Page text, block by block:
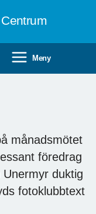
Meny
månadsmötet
föredrag
duktig
fotoklubbtext